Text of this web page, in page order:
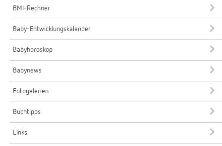
BMI-Rechner
Baby-Entwicklungskalender
Babyhoroskop
Babynews
Fotogalerien
Buchtipps
Links